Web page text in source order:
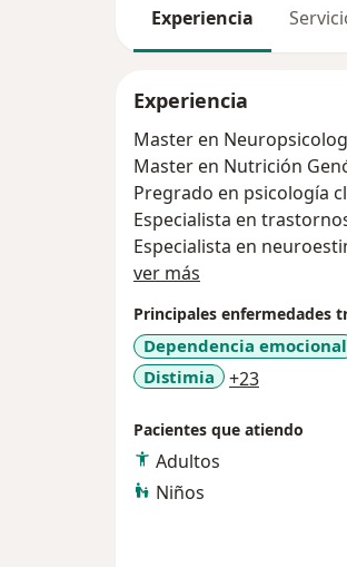
Experiencia
Experiencia
Master en
Master en Nutrición
Pregrado en psicología
Especialista en
Especialista en
el área de psicología y
ver más
Principales enfermedades
Dependencia emocional
Distimia
+23
Pacientes que atiendo
Adultos
Niños